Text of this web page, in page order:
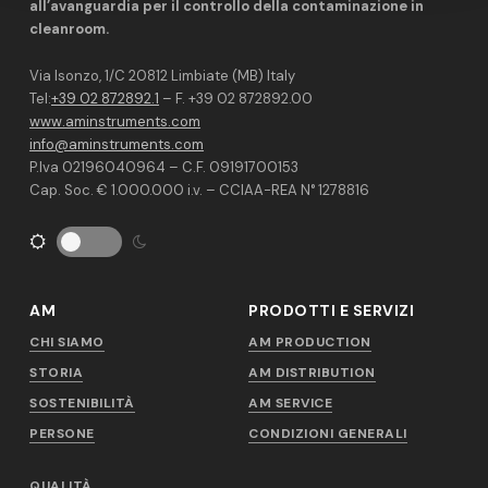
all’avanguardia per il controllo della contaminazione in
cleanroom.
Via Isonzo, 1/C 20812 Limbiate (MB) Italy
Tel:+39 02 872892.1 – F. +39 02 872892.00
www.aminstruments.com
info@aminstruments.com
P.Iva 02196040964 – C.F. 09191700153
Cap. Soc. € 1.000.000 i.v. – CCIAA-REA N° 1278816
AM
CHI SIAMO
STORIA
SOSTENIBILITÀ
PERSONE
PRODOTTI E SERVIZI
AM PRODUCTION
AM DISTRIBUTION
AM SERVICE
CONDIZIONI GENERALI